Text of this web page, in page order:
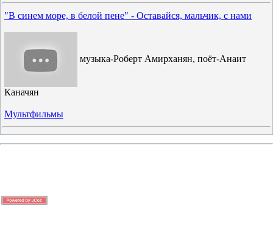
"В синем море, в белой пене" - Оставайся, мальчик, с нами
музыка-Роберт Амирханян, поёт-Анаит
Каначян
Мультфильмы